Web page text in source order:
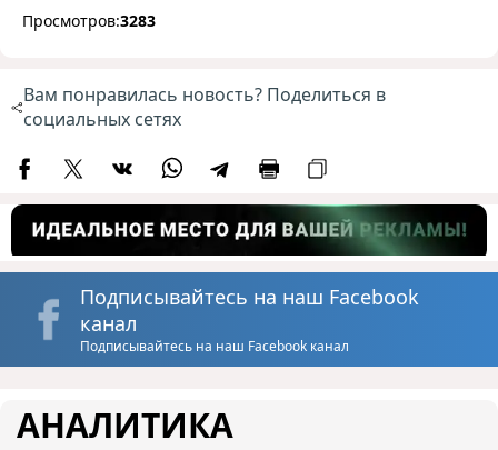
Просмотров:3283
Вам понравилась новость? Поделиться в
социальных сетях
Подписывайтесь на наш Facebook
канал
Подписывайтесь на наш Facebook канал
АНАЛИТИКА